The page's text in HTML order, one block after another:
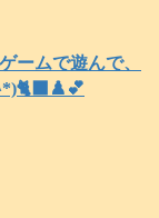
ームで遊んで、